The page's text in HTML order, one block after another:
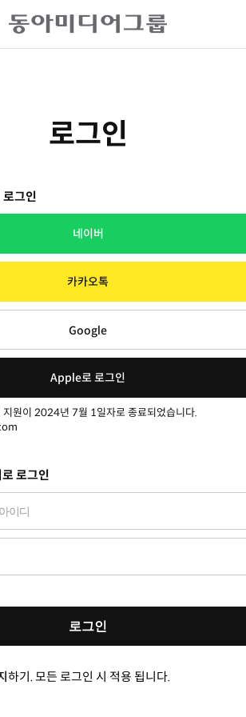
로그인
그인
네이버
카카오톡
Google
Apple로 로그인
지원이 2024년 7월 1일자로 종료되었습니다.
로그인
로그인
하기. 모든 로그인 시 적용 됩니다.